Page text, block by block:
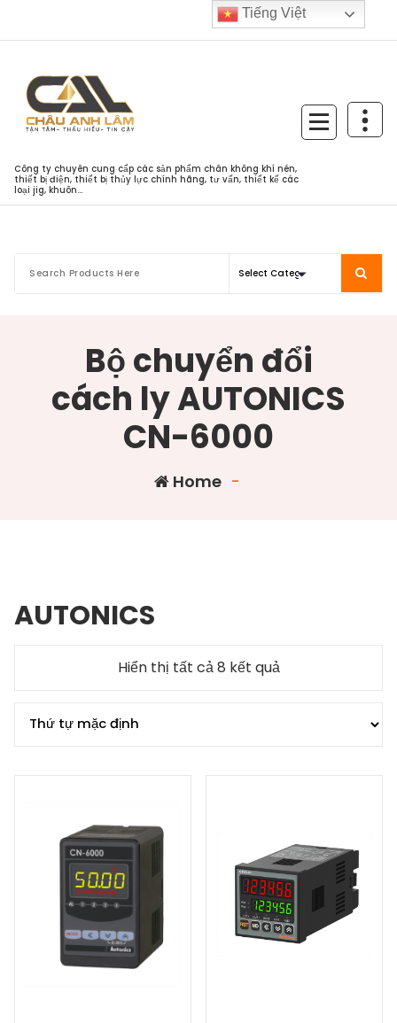
Công ty chuyên cung cấp các sản phẩm chân không khí nén,
thiết bị điện, thiết bị thủy lực chính hãng, tư vấn, thiết kế các
loại jig, khuôn...
Bộ chuyển đổi
cách ly AUTONICS
CN-6000
Home -
AUTONICS
Hiển thị tất cả 8 kết quả
Tiếng Việt